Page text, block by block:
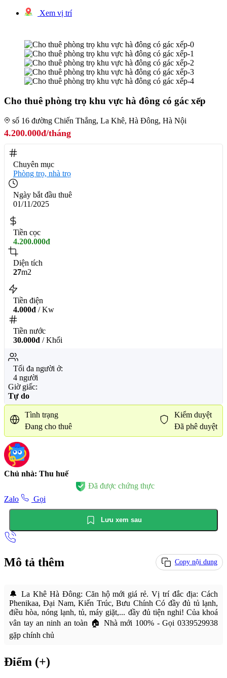
Xem vị trí
Cho thuê phòng trọ khu vực hà đông có gác xếp
số 16 đường Chiến Thắng, La Khê, Hà Đông, Hà Nội
4.200.000đ/tháng
Chuyên mục
Phòng trọ, nhà trọ
Ngày bắt đầu thuê
01/11/2025
Tiền cọc
4.200.000đ
Diện tích
27m2
Tiền điện
4.000đ / Kw
Tiền nước
30.000đ / Khối
Tối đa người ở:
4 người
Giờ giấc:
Tự do
Tình trạng
Đang cho thuê
Kiểm duyệt
Đã phê duyệt
Chủ nhà: Thu huế
Đã được chứng thực
Zalo
Gọi
Lưu xem sau
Mô tả thêm Copy nội dung
🔔 La Khê Hà Đông: Căn hộ mới giá rẻ. Vị trí đắc địa: Cách
Phenikaa, Đại Nam, Kiến Trúc, Bưu Chính Có đầy đủ tủ lạnh,
điều hòa, nóng lạnh, tủ, máy giặt,... đầy đủ tiện nghi! Của khoá
vân tay an ninh an toàn 🏠 Nhà mới 100% - Gọi 0339529938
gặp chính chủ
Điểm (+)